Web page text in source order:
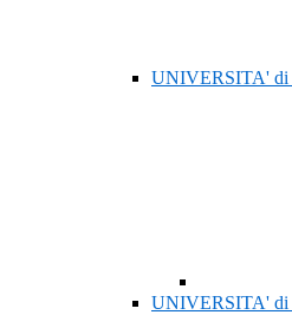
UNIVERSITA'
UNIVERSITA' di